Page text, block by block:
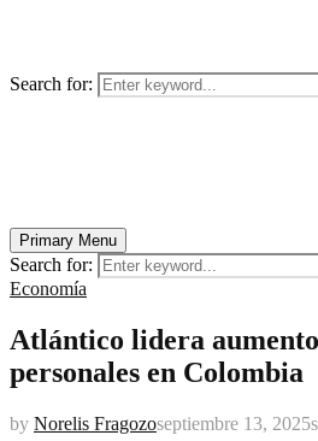
Search for:
Primary Menu
Search for:
Economía
Atlántico lidera
personales en Colombia
by Norelis Fragozoseptiembre 13, 2025